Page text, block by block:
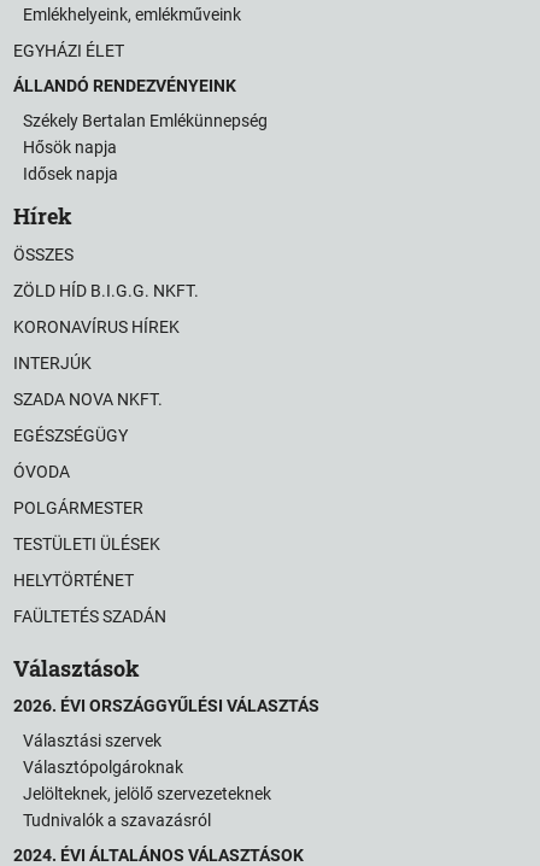
Emlékhelyeink, emlékműveink
EGYHÁZI ÉLET
ÁLLANDÓ RENDEZVÉNYEINK
Székely Bertalan Emlékünnepség
Hősök napja
Idősek napja
Hírek
ÖSSZES
ZÖLD HÍD B.I.G.G. NKFT.
KORONAVÍRUS HÍREK
INTERJÚK
SZADA NOVA NKFT.
EGÉSZSÉGÜGY
ÓVODA
POLGÁRMESTER
TESTÜLETI ÜLÉSEK
HELYTÖRTÉNET
FAÜLTETÉS SZADÁN
Választások
2026. ÉVI ORSZÁGGYŰLÉSI VÁLASZTÁS
Választási szervek
Választópolgároknak
Jelölteknek, jelölő szervezeteknek
Tudnivalók a szavazásról
2024. ÉVI ÁLTALÁNOS VÁLASZTÁSOK